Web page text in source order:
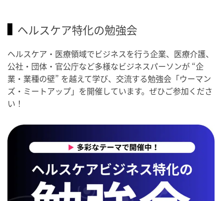
ヘルスケア特化の勉強会
ヘルスケア・医療領域でビジネスを行う企業、医療介護、
公社・団体・官公庁など多様なビジネスパーソンが “企
業・業種の壁” を越えて学び、交流する勉強会「ウーマン
ズ・ミートアップ」を開催しています。ぜひご参加くださ
い！